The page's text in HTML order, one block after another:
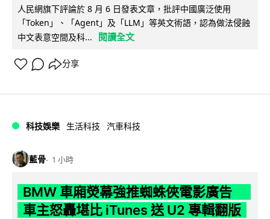
人民網旗下評論於 8 月 6 日發表文章，批評中國廣泛使用
「Token」、「Agent」及「LLM」等英文術語，認為做法侵蝕
中文表意空間及科...
閱讀全文
分享
科技娛樂 生活科技 汽車科技
藍骨 1 小時
BMW 車廂熒幕強推蜘蛛俠電影廣告
車主怒轟堪比 iTunes 送 U2 專輯翻版